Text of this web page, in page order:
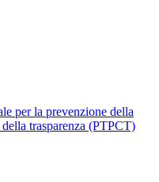
per la prevenzione della
trasparenza (PTPCT)